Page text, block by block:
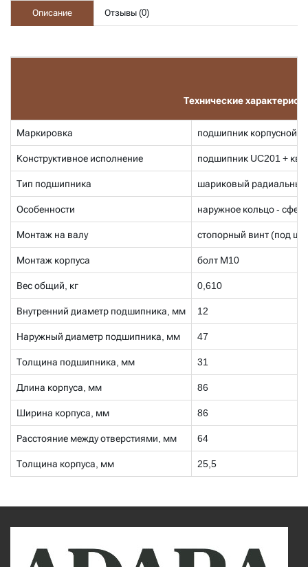
Описание
Отзывы (0)
Технические
Маркировка подшипник корпусной
Конструктивное исполнение подшипник UC201 +
Тип подшипника шариковый
Особенности наружное кольцо -
Монтаж на валу стопорный винт (под
Монтаж корпуса болт М10
Вес общий, кг 0,610
Внутренний диаметр подшипника, мм 12
Наружный диаметр подшипника, мм 47
Толщина подшипника, мм 31
Длина корпуса, мм 86
Ширина корпуса, мм 86
Расстояние между отверстиями, мм 64
Толщина корпуса, мм 25,5